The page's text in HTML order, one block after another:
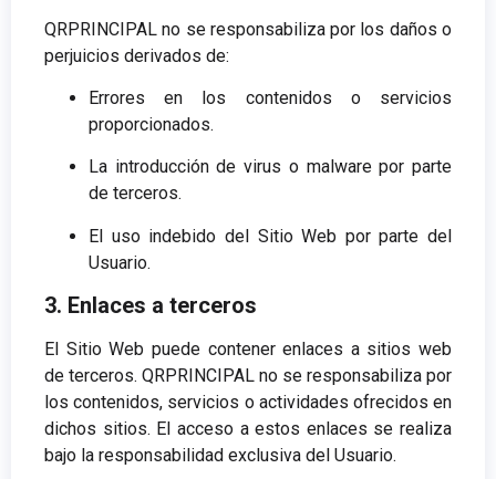
QRPRINCIPAL no se responsabiliza por los daños o
perjuicios derivados de:
Errores en los contenidos o servicios
proporcionados.
La introducción de virus o malware por parte
de terceros.
El uso indebido del Sitio Web por parte del
Usuario.
3. Enlaces a terceros
El Sitio Web puede contener enlaces a sitios web
de terceros. QRPRINCIPAL no se responsabiliza por
los contenidos, servicios o actividades ofrecidos en
dichos sitios. El acceso a estos enlaces se realiza
bajo la responsabilidad exclusiva del Usuario.